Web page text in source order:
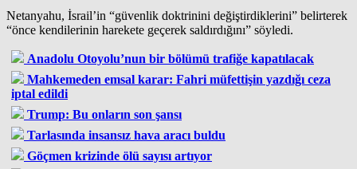
Netanyahu, İsrail’in “güvenlik doktrinini değiştirdiklerini” belirterek
“önce kendilerinin harekete geçerek saldırdığını” söyledi.
Anadolu Otoyolu’nun bir bölümü trafiğe kapatılacak
Mahkemeden emsal karar: Fahri müfettişin yazdığı ceza
iptal edildi
Trump: Bu onların son şansı
Tarlasında insansız hava aracı buldu
Göçmen krizinde ölü sayısı artıyor